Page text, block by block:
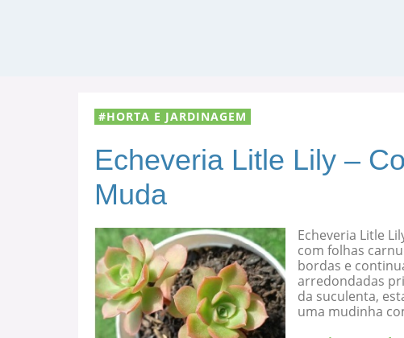
HORTA E JARDINAGEM
Echeveria Litle Lily –
Muda
Echeveria Litle
com folhas
bordas e
arredondadas
da suculenta,
uma mudinha